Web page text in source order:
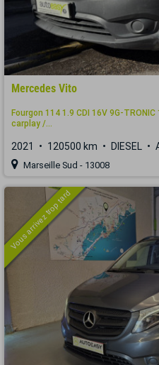
Mercedes Vito
Fourgon 114 1.9 CDI 16V 9G-
carplay /...
2021 120500 km DIESEL
Marseille Sud - 13008
Vous arrivez trop tard